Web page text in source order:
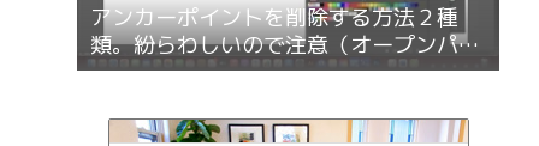
アンカーポイントを削除する方法２種
類。紛らわしいので注意（オープンパス
とクローズパス）